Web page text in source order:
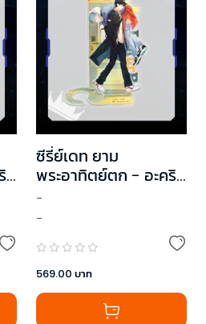
ลิ
ซีรี่ย์เดท ยาม
พระอาทิตย์ตก - อะคริลิ
กสแตน 2
-
-
569.00 บาท